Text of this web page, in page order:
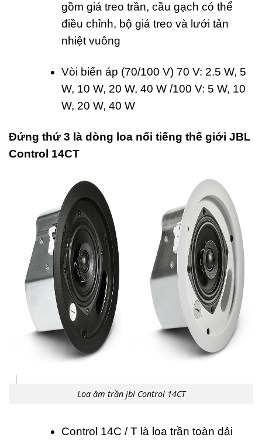
gồm giá treo trần, cầu gạch có thể
điều chỉnh, bộ giá treo và lưới tản
nhiệt vuông
Vòi biến áp (70/100 V) 70 V: 2.5 W, 5
W, 10 W, 20 W, 40 W /100 V: 5 W, 10
W, 20 W, 40 W
Đứng thứ 3 là dòng loa nổi tiếng thế giới JBL
Control 14CT
Loa âm trần jbl Control 14CT
Control 14C / T là loa trần toàn dải